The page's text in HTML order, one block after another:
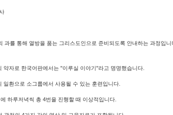
과를 통해 열방을 품는 그리스도인으로 준비되도록 안내하는 과정입니
약자로 한국어판에서는 "이루실 이야기"라고 명명했습니다.
일환으로 소그룹에서 사용될 수 있는 훈련입니다.
하루저녁씩 총 4번을 진행할 때 이상적입니다.